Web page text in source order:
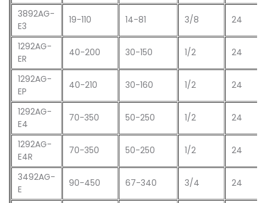
3892AG-
E3
19-110 14-81 3/8 24
1292AG-
ER
40-200 30-150 1/2 24
1292AG-
EP
40-210 30-160 1/2 24
1292AG-
E4
70-350 50-250 1/2 24
1292AG-
E4R
70-350 50-250 1/2 24
3492AG-
E
90-450 67-340 3/4 24